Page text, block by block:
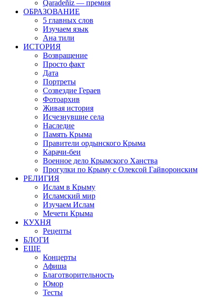
Qaradeñiz — премия
ОБРАЗОВАНИЕ
5 главных слов
Изучаем язык
Ана тили
ИСТОРИЯ
Возвращение
Просто факт
Дата
Портреты
Созвездие Гераев
Фотоархив
Живая история
Исчезнувшие села
Наследие
Память Крыма
Правители ордынского Крыма
Карачи-беи
Военное дело Крымского Ханства
Прогулки по Крыму с Олексой Гайворонским
РЕЛИГИЯ
Ислам в Крыму
Исламский мир
Изучаем Ислам
Мечети Крыма
КУХНЯ
Рецепты
БЛОГИ
ЕЩЕ
Концерты
Афиша
Благотворительность
Юмор
Тесты